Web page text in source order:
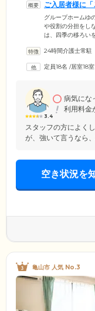
ご入居者様に
をご提供します
グループホームゆ
や役割の分担をし
は、四季の移ろい
使い慣れた家具の
い思いの時間をお
24時間介護士常駐
定員18名 /居室18室
3.4
病気にな
利用料金
スタッフの方によく
が、強いて言うなら
空き状況を
亀山市 人気 No.3